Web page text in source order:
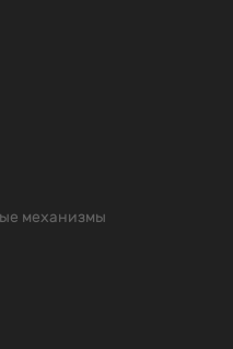
механизмы